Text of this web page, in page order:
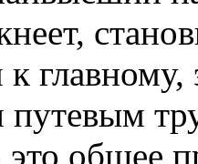
путевым
общее